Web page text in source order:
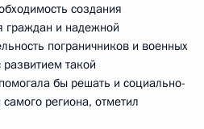
создания
граждан и надежной
пограничников и военных
такой
бы решать и социально-
региона, отметил